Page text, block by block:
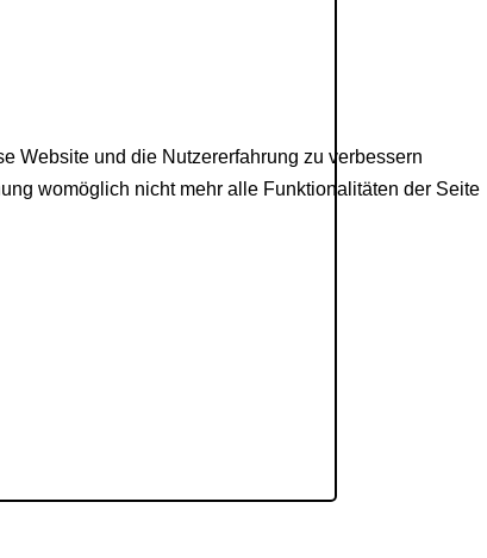
Website und die Nutzererfahrung zu verbessern
womöglich nicht mehr alle Funktionalitäten der Seite